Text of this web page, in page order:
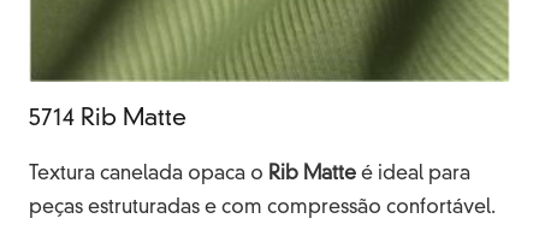
5714 Rib Matte
Textura canelada opaca o Rib Matte é ideal para
peças estruturadas e com compressão confortável.